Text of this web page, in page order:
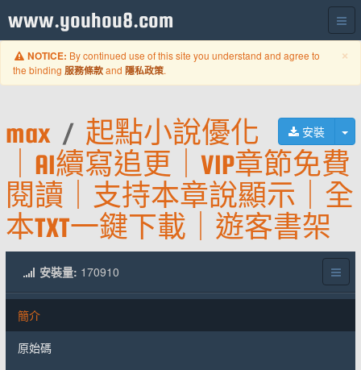
www.youhou8.com
×
NOTICE: By continued use of this site you understand and agree to
the binding 服務條款and 隱私政策.
安裝
max / 起點小說優化
｜AI續寫追更｜VIP章節免費
閱讀｜支持本章說顯示｜全
本TXT一鍵下載｜遊客書架
安裝量: 170910
簡介
原始碼